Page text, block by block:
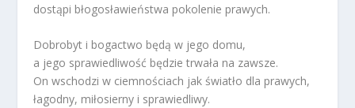
dostąpi błogosławieństwa pokolenie prawych.
Dobrobyt i bogactwo będą w jego domu,
a jego sprawiedliwość będzie trwała na zawsze.
On wschodzi w ciemnościach jak światło dla prawych,
łagodny, miłosierny i sprawiedliwy.